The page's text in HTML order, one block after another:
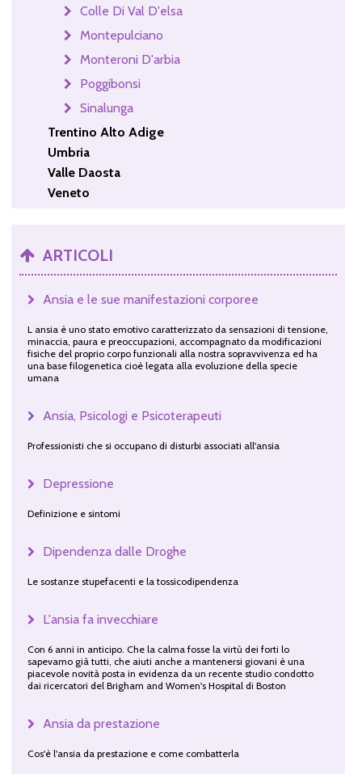
Colle Di Val D'elsa
Montepulciano
Monteroni D'arbia
Poggibonsi
Sinalunga
Trentino Alto Adige
Umbria
Valle Daosta
Veneto
ARTICOLI
Ansia e le sue manifestazioni corporee
L ansia è uno stato emotivo caratterizzato da sensazioni di tensione,
minaccia, paura e preoccupazioni, accompagnato da modificazioni
fisiche del proprio corpo funzionali alla nostra sopravvivenza ed ha
una base filogenetica cioè legata alla evoluzione della specie
umana
Ansia, Psicologi e Psicoterapeuti
Professionisti che si occupano di disturbi associati all'ansia
Depressione
Definizione e sintomi
Dipendenza dalle Droghe
Le sostanze stupefacenti e la tossicodipendenza
L'ansia fa invecchiare
Con 6 anni in anticipo. Che la calma fosse la virtù dei forti lo
sapevamo già tutti, che aiuti anche a mantenersi giovani è una
piacevole novità posta in evidenza da un recente studio condotto
dai ricercatori del Brigham and Women's Hospital di Boston
Ansia da prestazione
Cos'è l'ansia da prestazione e come combatterla